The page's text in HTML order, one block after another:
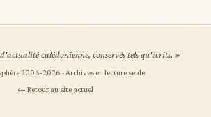
calédonienne, conservés tels qu'écrits. »
2006-2026 · Archives en lecture seule
← Retour au site actuel